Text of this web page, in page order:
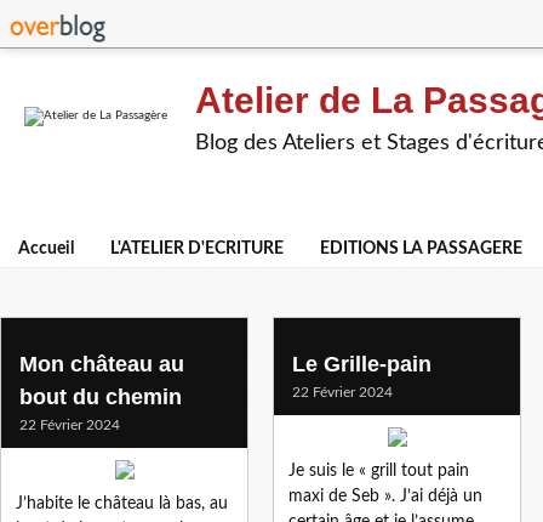
Atelier de La
Blog des Ateliers et Stages
Accueil L'ATELIER D'ECRITURE EDITIONS LA PASSAGERE
la vie des objets
Mon château au
bout du chemin
22 Février 2024
J’habite le château là bas, au
Le Grille-pain
22 Février 2024
Je suis le « grill tout pain
maxi de Seb ». J’ai déjà un